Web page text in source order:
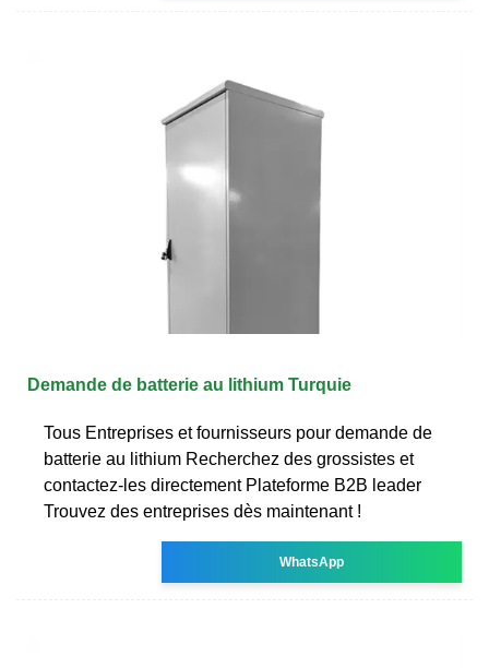
Demande de batterie au lithium Turquie
Tous Entreprises et fournisseurs pour demande de
batterie au lithium Recherchez des grossistes et
contactez-les directement Plateforme B2B leader
Trouvez des entreprises dès maintenant !
WhatsApp